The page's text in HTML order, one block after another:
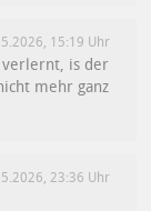
15:19 Uhr
verlernt, is der
mehr ganz
23:36 Uhr